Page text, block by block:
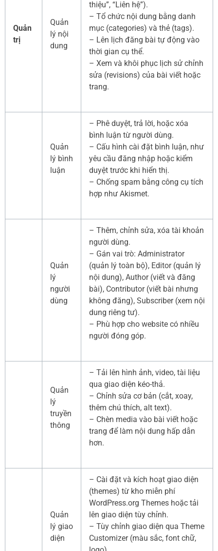
Quản
trị
Quản
lý nội
dung
thiệu”, “Liên hệ”).
– Tổ chức nội dung bằng danh
mục (categories) và thẻ (tags).
– Lên lịch đăng bài tự động vào
thời gian cụ thể.
– Xem và khôi phục lịch sử chỉnh
sửa (revisions) của bài viết hoặc
trang.
Quản
lý bình
luận
– Phê duyệt, trả lời, hoặc xóa
bình luận từ người dùng.
– Cấu hình cài đặt bình luận, như
yêu cầu đăng nhập hoặc kiểm
duyệt trước khi hiển thị.
– Chống spam bằng công cụ tích
hợp như Akismet.
Quản
lý
người
dùng
– Thêm, chỉnh sửa, xóa tài khoản
người dùng.
– Gán vai trò: Administrator
(quản lý toàn bộ), Editor (quản lý
nội dung), Author (viết và đăng
bài), Contributor (viết bài nhưng
không đăng), Subscriber (xem nội
dung riêng tư).
– Phù hợp cho website có nhiều
người đóng góp.
Quản
lý
truyền
thông
– Tải lên hình ảnh, video, tài liệu
qua giao diện kéo-thả.
– Chỉnh sửa cơ bản (cắt, xoay,
thêm chú thích, alt text).
– Chèn media vào bài viết hoặc
trang để làm nội dung hấp dẫn
hơn.
Quản
lý giao
diện
– Cài đặt và kích hoạt giao diện
(themes) từ kho miễn phí
WordPress.org Themes hoặc tải
lên giao diện tùy chỉnh.
– Tùy chỉnh giao diện qua Theme
Customizer (màu sắc, font chữ,